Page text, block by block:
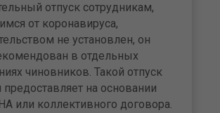
отпуск сотрудникам,
от коронавируса,
не установлен, он
в отдельных
чиновников. Такой отпуск
предоставляет на основании
или коллективного договора.